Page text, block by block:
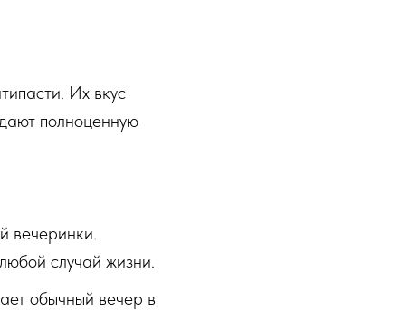
Их вкус
полноценную
вечеринки.
случай жизни.
обычный вечер в